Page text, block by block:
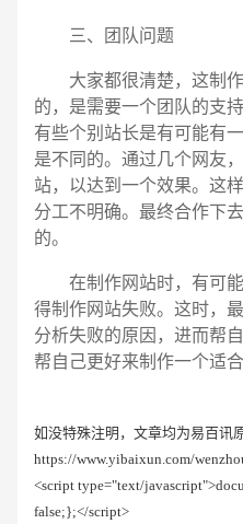
三、团队问题
大家都很清楚，这制作
的，是需要一个团队的支
有些个别站长是有可能有
是不同的。通过几个网友
站，以达到一个效果。这
分工不明确。最终合作下
的。
在制作网站时，有可能
得制作网站失败。这时，
分析失败的原因，进而帮
帮自己更好来制作一个适合
如没特殊注明，文章均为易百讯
https://www.yibaixun.com/
<script type="text/
false;};</script>